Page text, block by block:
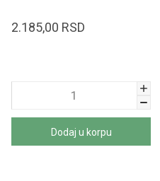
2.185,00 RSD
Dodaj u korpu